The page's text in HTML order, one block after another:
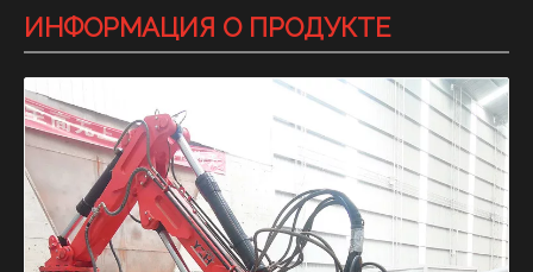
ИНФОРМАЦИЯ О ПРОДУКТЕ